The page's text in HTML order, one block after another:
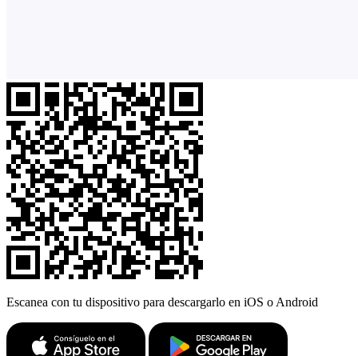
Escanea con tu dispositivo para descargarlo en iOS o Android